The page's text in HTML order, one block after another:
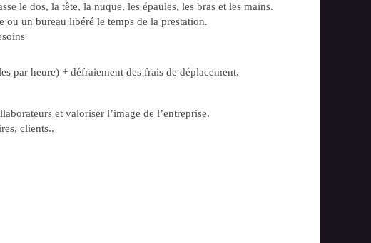
le dos, la tête, la nuque, les épaules, les bras et les mains.
ou un bureau libéré le temps de la prestation.
par heure) + défraiement des frais de déplacement.
et valoriser l’image de l’entreprise.
clients..